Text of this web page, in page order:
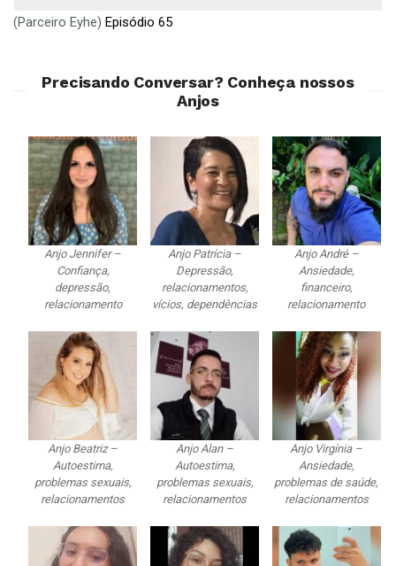
(Parceiro Eyhe) Episódio 65
Precisando Conversar? Conheça nossos
Anjos
Anjo Jennifer –
Confiança,
depressão,
relacionamento
Anjo Patrícia –
Depressão,
relacionamentos,
vícios, dependências
Anjo André –
Ansiedade,
financeiro,
relacionamento
Anjo Beatriz –
Autoestima,
problemas sexuais,
relacionamentos
Anjo Alan –
Autoestima,
problemas sexuais,
relacionamentos
Anjo Virgínia –
Ansiedade,
problemas de saúde,
relacionamentos